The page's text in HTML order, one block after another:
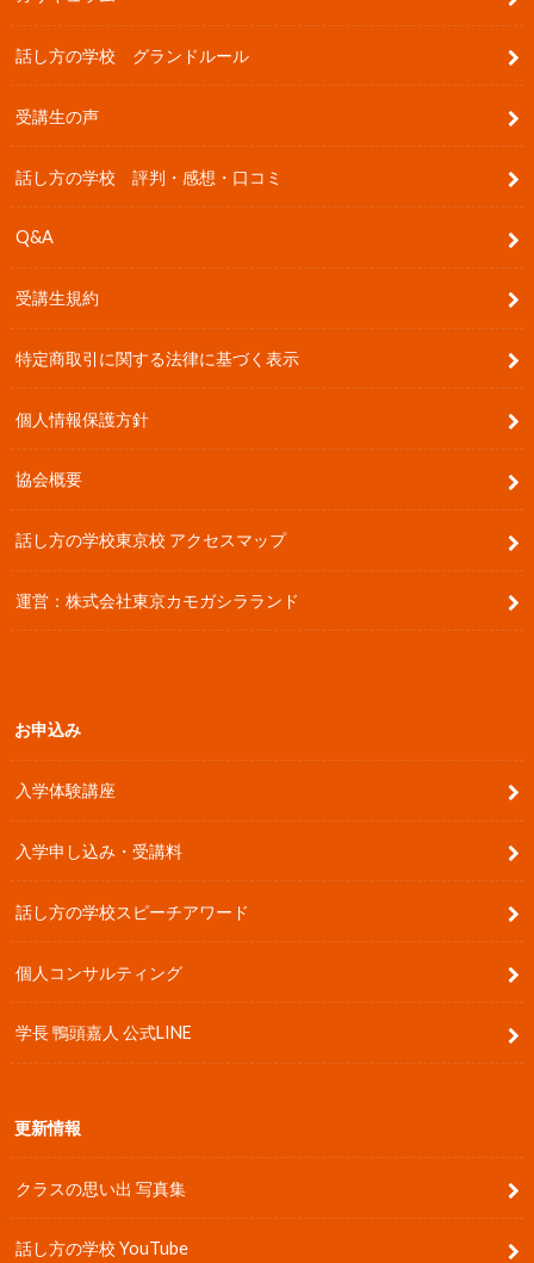
話し方の学校 グランドルール
受講生の声
話し方の学校 評判・感想・口コミ
Q&A
受講生規約
特定商取引に関する法律に基づく表示
個人情報保護方針
協会概要
話し方の学校東京校 アクセスマップ
運営：株式会社東京カモガシラランド
お申込み
入学体験講座
入学申し込み・受講料
話し方の学校スピーチアワード
個人コンサルティング
学長 鴨頭嘉人 公式LINE
更新情報
クラスの思い出 写真集
話し方の学校 YouTube